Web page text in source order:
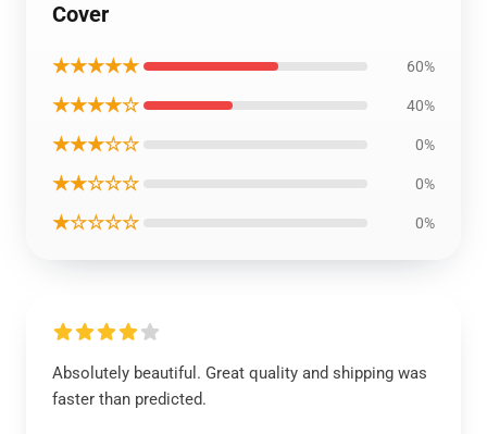
Cover
★★★★★ 60%
★★★★☆ 40%
★★★☆☆ 0%
★★☆☆☆ 0%
★☆☆☆☆ 0%
Absolutely beautiful. Great quality and shipping was
faster than predicted.